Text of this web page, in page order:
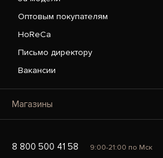
Оптовым покупателям
HoReCa
Письмо директору
Вакансии
Магазины
8 800 500 41 58 9:00-21:00 по Мск